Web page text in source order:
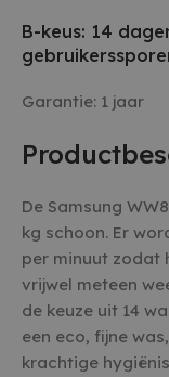
B-keus: 14
Garantie: 1 jaar
De Samsung
kg schoon. Er
per minuut zodat
vrijwel meteen
de keuze uit 14
een eco, fijne
krachtige